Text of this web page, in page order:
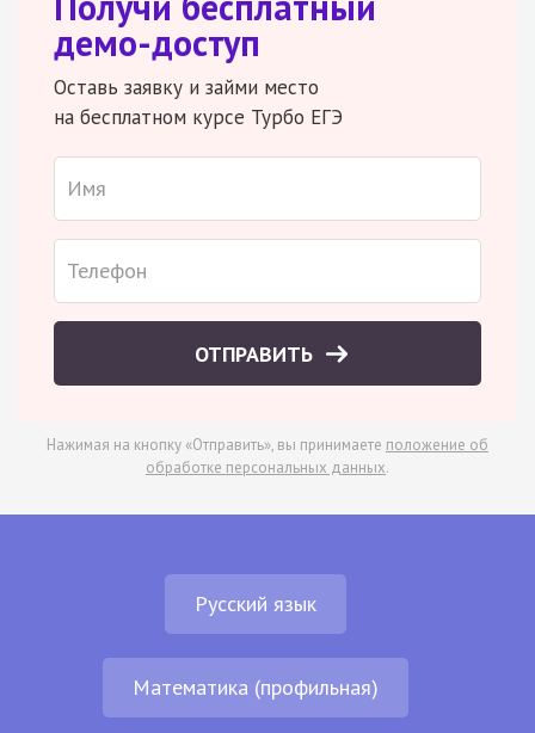
демо-доступ
Оставь заявку и займи место
на бесплатном курсе Турбо ЕГЭ
ОТПРАВИТЬ
Нажимая на кнопку «Отправить», вы принимаете положение об
обработке персональных данных.
Русский язык
Математика (профильная)